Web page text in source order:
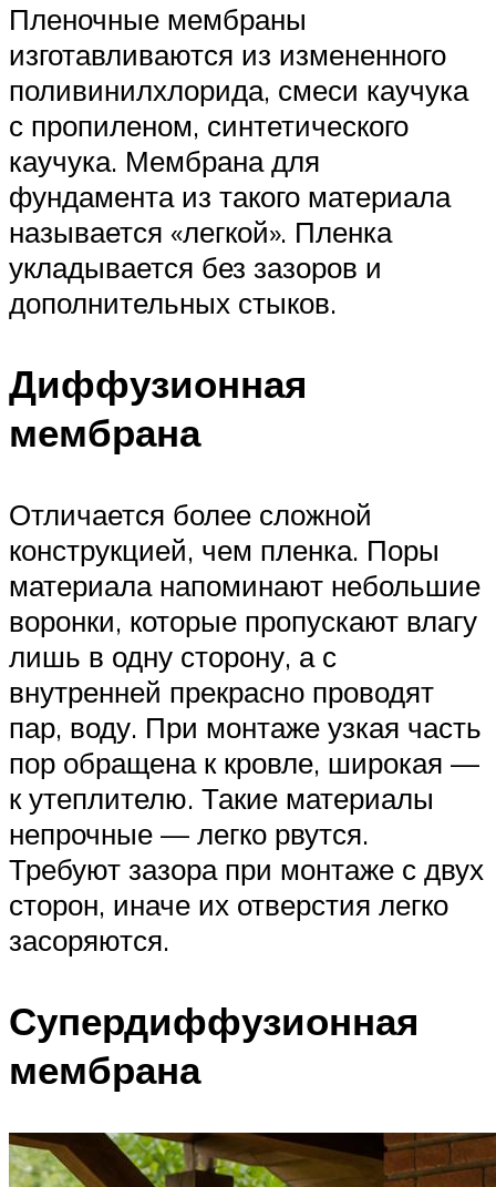
Пленочные мембраны
изготавливаются из измененного
поливинилхлорида, смеси каучука
с пропиленом, синтетического
каучука. Мембрана для
фундамента из такого материала
называется «легкой». Пленка
укладывается без зазоров и
дополнительных стыков.
Диффузионная
мембрана
Отличается более сложной
конструкцией, чем пленка. Поры
материала напоминают небольшие
воронки, которые пропускают влагу
лишь в одну сторону, а с
внутренней прекрасно проводят
пар, воду. При монтаже узкая часть
пор обращена к кровле, широкая —
к утеплителю. Такие материалы
непрочные — легко рвутся.
Требуют зазора при монтаже с двух
сторон, иначе их отверстия легко
засоряются.
Супердиффузионная
мембрана